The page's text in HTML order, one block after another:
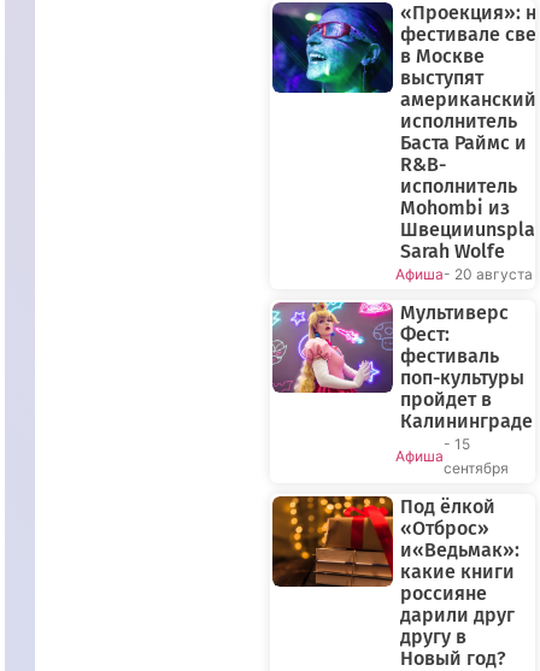
«Проекция»:
фестивале
в Москве
выступят
американский
исполнитель
Баста Раймс и
R&B-
исполнитель
Mohombi из
Sarah Wolfe
Афиша- 20 августа
Мультиверс
Фест:
фестиваль
поп-культуры
пройдет в
Калининграде
Афиша
- 15
сентября
Под ёлкой
«Отброс»
и«Ведьмак»:
какие книги
россияне
дарили друг
другу в
Новый год?